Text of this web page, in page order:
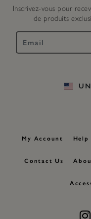
Inscrivez-vous pour
de produits
My Account Help
Contact Us